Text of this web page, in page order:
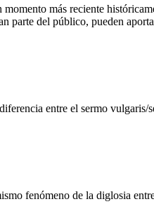
más reciente
parte del público, pueden
entre el sermo
fenómeno de la diglosia